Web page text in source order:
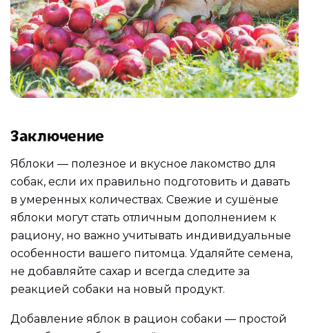
Заключение
Яблоки — полезное и вкусное лакомство для
собак, если их правильно подготовить и давать
в умеренных количествах. Свежие и сушёные
яблоки могут стать отличным дополнением к
рациону, но важно учитывать индивидуальные
особенности вашего питомца. Удаляйте семена,
не добавляйте сахар и всегда следите за
реакцией собаки на новый продукт.
Добавление яблок в рацион собаки — простой